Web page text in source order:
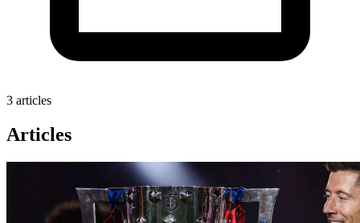
3 articles
Articles